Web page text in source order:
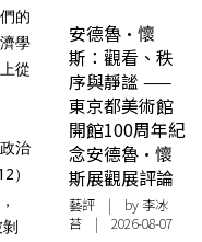
的
學
從
治
）
安德魯·懷
斯：觀看、秩
序與靜謐 ——
東京都美術館
開館100周年紀
念安德魯·懷
斯展觀展評論
藝評 | by 李冰
苔 | 2026-08-07